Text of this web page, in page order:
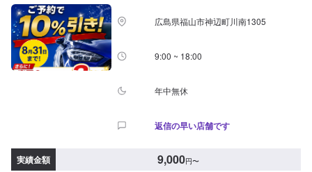
広島県福山市神辺町川南1305
9:00 ~ 18:00
年中無休
返信の早い店舗です
実績金額 9,000円〜